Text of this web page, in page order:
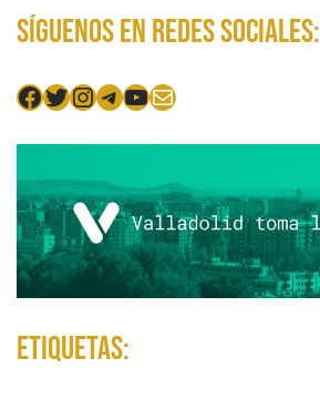
Síguenos en redes sociales:
Facebook
Twitter
Instagram
Telegram
YouTube
Mail
Etiquetas: